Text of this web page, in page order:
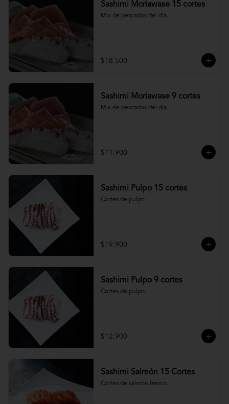
Sashimi Moriawase 15 cortes
Mix de pescados del día.
$18.500
Sashimi Moriawase 9 cortes
Mix de pescados del día.
$11.900
Sashimi Pulpo 15 cortes
Cortes de pulpo.
$19.900
Sashimi Pulpo 9 cortes
Cortes de pulpo.
$12.900
Sashimi Salmón 15 Cortes
Cortes de salmón fresco.